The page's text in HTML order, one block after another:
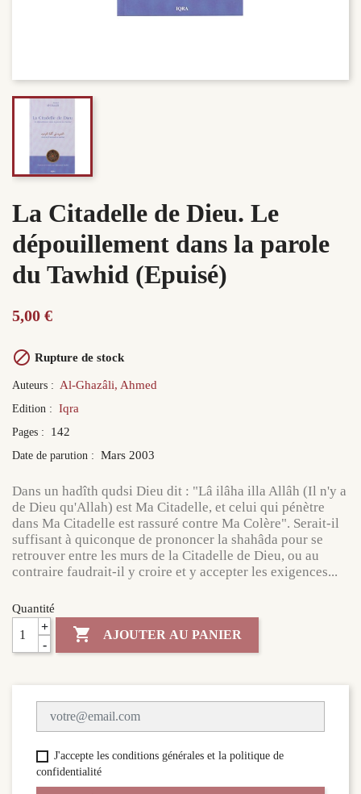
La Citadelle de Dieu. Le
dépouillement dans la parole
du Tawhid (Epuisé)
5,00 €
 Rupture de stock
Auteurs : Al-Ghazâli, Ahmed
Edition : Iqra
Pages : 142
Date de parution : Mars 2003
Dans un hadîth qudsi Dieu dit : "Lâ ilâha illa Allâh (Il n'y a
de Dieu qu'Allah) est Ma Citadelle, et celui qui pénètre
dans Ma Citadelle est rassuré contre Ma Colère". Serait-il
suffisant à quiconque de prononcer la shahâda pour se
retrouver entre les murs de la Citadelle de Dieu, ou au
contraire faudrait-il y croire et y accepter les exigences...
Quantité
+
 AJOUTER AU PANIER
J'accepte les conditions générales et la politique de
confidentialité